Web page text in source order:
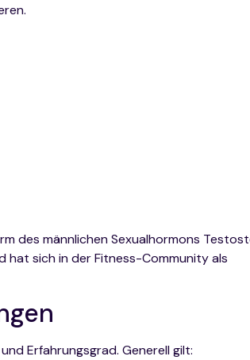
des männlichen Sexualhormons
hat sich in der Fitness-Community als
Erfahrungsgrad. Generell gilt: